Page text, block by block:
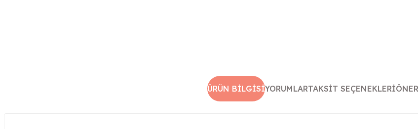
ÜRÜN BILGISIYORUMLARTAKSIT SEÇENEKLERI